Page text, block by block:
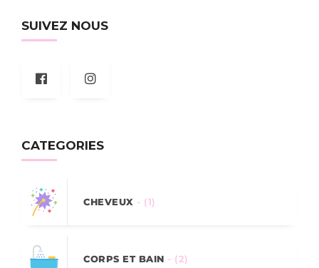
SUIVEZ NOUS
CATEGORIES
CHEVEUX - (1)
CORPS ET BAIN - (2)